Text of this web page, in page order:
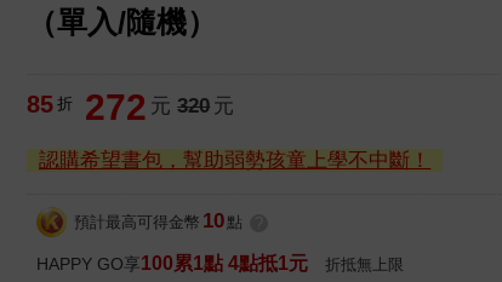
（單入/隨機）
85 折 272 元 320 元
認購希望書包，幫助弱勢孩童上學不中斷！
預計最高可得金幣 10 點
HAPPY GO享100累1點 4點抵1元 折抵無上限